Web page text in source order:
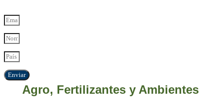
Enviar
Agro, Fertilizantes y Ambientes